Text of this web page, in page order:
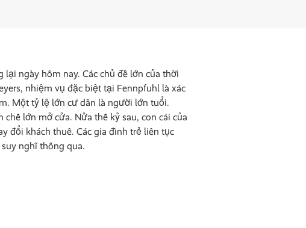
ngày hôm nay. Các chủ đề lớn của thời
nhiệm vụ đặc biệt tại Fennpfuhl là xác
Một tỷ lệ lớn cư dân là người lớn tuổi.
lớn mở cửa. Nửa thế kỷ sau, con cái của
đổi khách thuê. Các gia đình trẻ liên tục
nghĩ thông qua.